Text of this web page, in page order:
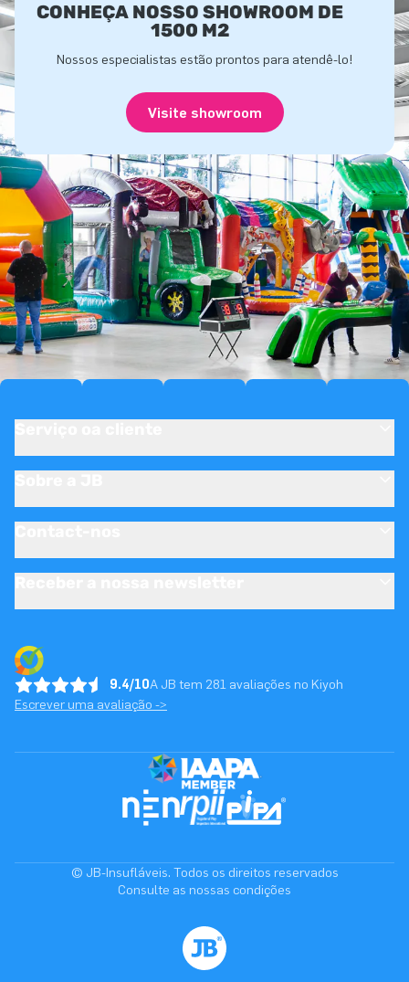
CONHEÇA NOSSO SHOWROOM DE
1500 M2
Nossos especialistas estão prontos para atendê-lo!
Visite showroom
9.4/10A JB tem 281 avaliações no Kiyoh
Escrever uma avaliação ->
© JB-Insufláveis. Todos os direitos reservados
Consulte as nossas condições